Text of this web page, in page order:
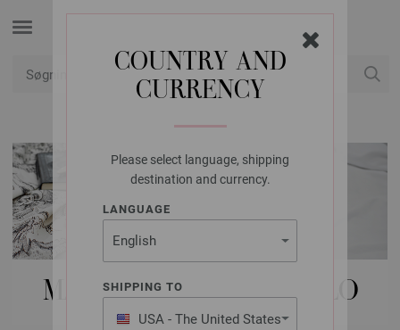
COUNTRY AND
CURRENCY
Please select language, shipping
destination and currency.
LANGUAGE
SHIPPING TO
USA - The United States
MAGASINER | GOMITOLO